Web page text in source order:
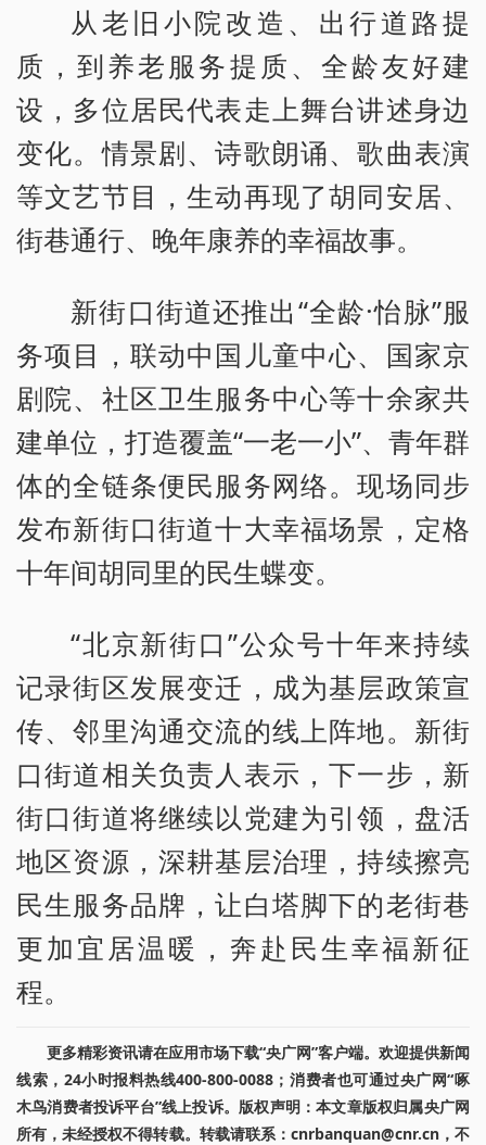
从老旧小院改造、出行道路提
质，到养老服务提质、全龄友好建
设，多位居民代表走上舞台讲述身边
变化。情景剧、诗歌朗诵、歌曲表演
等文艺节目，生动再现了胡同安居、
街巷通行、晚年康养的幸福故事。
新街口街道还推出“全龄·怡脉”服
务项目，联动中国儿童中心、国家京
剧院、社区卫生服务中心等十余家共
建单位，打造覆盖“一老一小”、青年群
体的全链条便民服务网络。现场同步
发布新街口街道十大幸福场景，定格
十年间胡同里的民生蝶变。
“北京新街口”公众号十年来持续
记录街区发展变迁，成为基层政策宣
传、邻里沟通交流的线上阵地。新街
口街道相关负责人表示，下一步，新
街口街道将继续以党建为引领，盘活
地区资源，深耕基层治理，持续擦亮
民生服务品牌，让白塔脚下的老街巷
更加宜居温暖，奔赴民生幸福新征
程。
更多精彩资讯请在应用市场下载“央广网”客户端。欢迎提供新闻
线索，24小时报料热线400-800-0088；消费者也可通过央广网“啄
木鸟消费者投诉平台”线上投诉。版权声明：本文章版权归属央广网
所有，未经授权不得转载。转载请联系：cnrbanquan@cnr.cn，不